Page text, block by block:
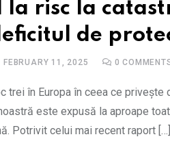
la risc la
de
FEBRUARY 11, 2025 0
trei în Europa în ceea ce
este expusă la aproape
Potrivit celui mai recent raport […]